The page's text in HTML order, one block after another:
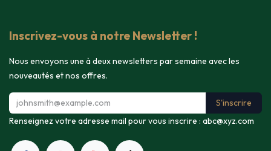
Inscrivez-vous à notre Newsletter !
Nous envoyons une à deux newsletters par semaine avec les
nouveautés et nos offres.
S'inscrire
Renseignez votre adresse mail pour vous inscrire : abc@xyz.com